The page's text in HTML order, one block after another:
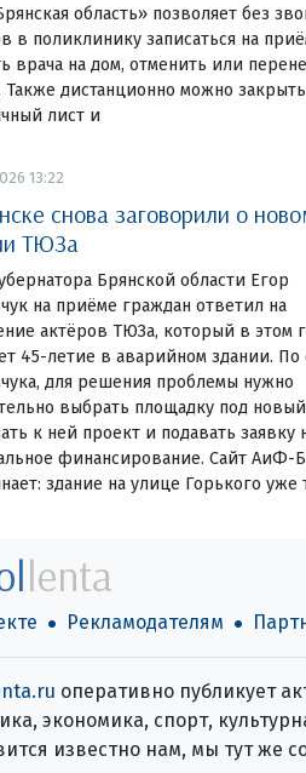
область» позволяет без
в поликлинику записаться на
врача на дом, отменить или
Также дистанционно можно закрыть
лист и
13:22
снова заговорили о
ТЮЗа
Брянской области Егор
на приёме граждан ответил на
актёров ТЮЗа, который в этом
45-летие в аварийном здании. По
для решения проблемы нужно
выбрать площадку под новый
к ней проект и подавать заявку
финансирование. Сайт АиФ-
здание на улице Горького
lenta
Рекламодателям
оперативно публикует
экономика, спорт,
известно нам, мы тут же